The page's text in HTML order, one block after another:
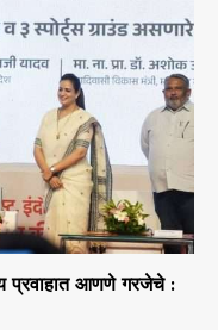
प्रवाहात आणणे गरजेचे :